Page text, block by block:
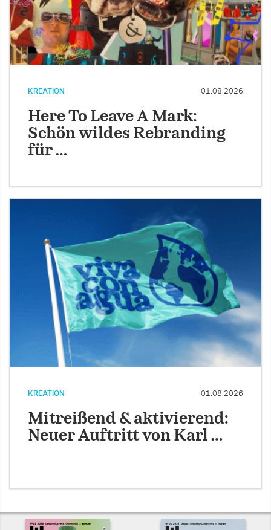
KREATION 01.08.2026
Here To Leave A Mark:
Schön wildes Rebranding
für …
KREATION 01.08.2026
Mitreißend & aktivierend:
Neuer Auftritt von Karl …